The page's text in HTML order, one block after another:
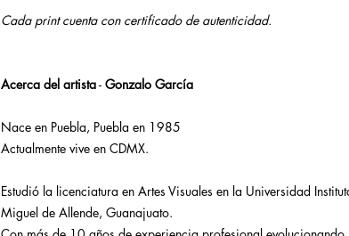
Cada print cuenta con certificado de autenticidad.
Acerca del artista- Gonzalo García
Nace en Puebla, Puebla en 1985
Actualmente vive en CDMX.
Estudió la licenciatura en Artes Visuales en la Universidad
Miguel de Allende, Guanajuato.